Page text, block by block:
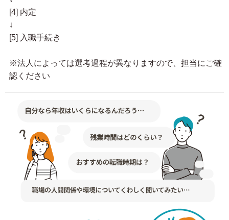
[4] 内定
↓
[5] 入職手続き
※法人によっては選考過程が異なりますので、担当にご確
認ください